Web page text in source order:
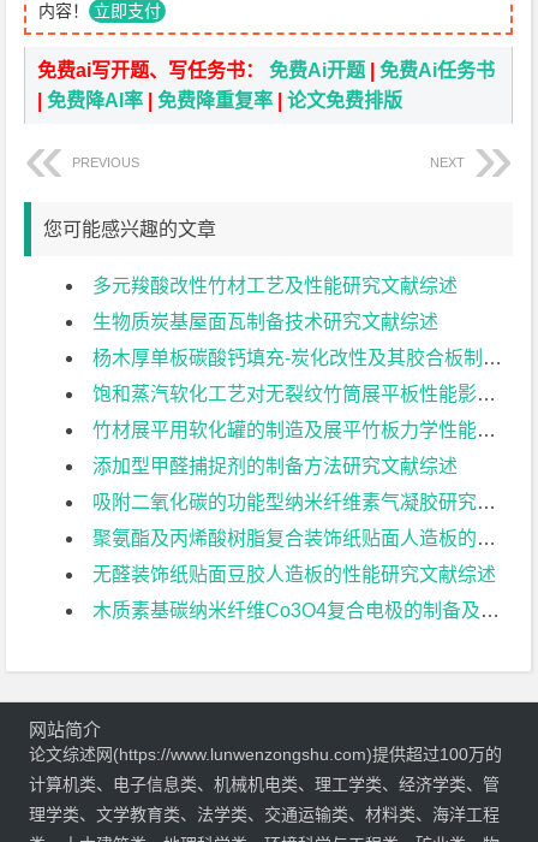
内容！ 立即支付
免费ai写开题、写任务书：免费Ai开题 |免费Ai任务书
|免费降AI率 |免费降重复率 |论文免费排版
PREVIOUS NEXT
您可能感兴趣的文章
多元羧酸改性竹材工艺及性能研究文献综述
生物质炭基屋面瓦制备技术研究文献综述
杨木厚单板碳酸钙填充-炭化改性及其胶合板制备工艺文献综述
饱和蒸汽软化工艺对无裂纹竹筒展平板性能影响的研究文献综述
竹材展平用软化罐的制造及展平竹板力学性能研究文献综述
添加型甲醛捕捉剂的制备方法研究文献综述
吸附二氧化碳的功能型纳米纤维素气凝胶研究文献综述
聚氨酯及丙烯酸树脂复合装饰纸贴面人造板的工艺研究文献综述
无醛装饰纸贴面豆胶人造板的性能研究文献综述
木质素基碳纳米纤维Co3O4复合电极的制备及其电化学性能研究文献综述
网站简介
论文综述网(https://www.lunwenzongshu.com)提供超过100万的
计算机类、电子信息类、机械机电类、理工学类、经济学类、管
理学类、文学教育类、法学类、交通运输类、材料类、海洋工程